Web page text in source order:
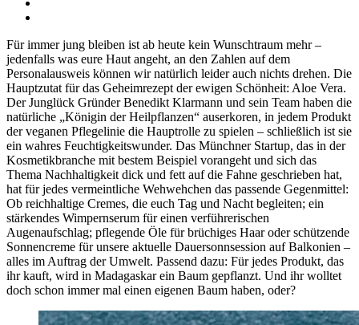
Für immer jung bleiben ist ab heute kein Wunschtraum mehr –
jedenfalls was eure Haut angeht, an den Zahlen auf dem
Personalausweis können wir natürlich leider auch nichts drehen. Die
Hauptzutat für das Geheimrezept der ewigen Schönheit: Aloe Vera.
Der Junglück Gründer Benedikt Klarmann und sein Team haben die
natürliche „Königin der Heilpflanzen“ auserkoren, in jedem Produkt
der veganen Pflegelinie die Hauptrolle zu spielen – schließlich ist sie
ein wahres Feuchtigkeitswunder. Das Münchner Startup, das in der
Kosmetikbranche mit bestem Beispiel vorangeht und sich das
Thema Nachhaltigkeit dick und fett auf die Fahne geschrieben hat,
hat für jedes vermeintliche Wehwehchen das passende Gegenmittel:
Ob reichhaltige Cremes, die euch Tag und Nacht begleiten; ein
stärkendes Wimpernserum für einen verführerischen
Augenaufschlag; pflegende Öle für brüchiges Haar oder schützende
Sonnencreme für unsere aktuelle Dauersonnsession auf Balkonien –
alles im Auftrag der Umwelt. Passend dazu: Für jedes Produkt, das
ihr kauft, wird in Madagaskar ein Baum gepflanzt. Und ihr wolltet
doch schon immer mal einen eigenen Baum haben, oder?